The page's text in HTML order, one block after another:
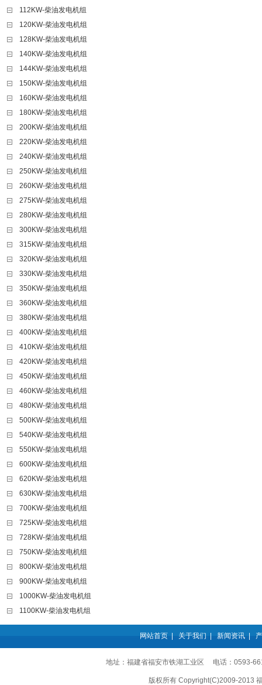
112KW-柴油发电机组
120KW-柴油发电机组
128KW-柴油发电机组
140KW-柴油发电机组
144KW-柴油发电机组
150KW-柴油发电机组
160KW-柴油发电机组
180KW-柴油发电机组
200KW-柴油发电机组
220KW-柴油发电机组
240KW-柴油发电机组
250KW-柴油发电机组
260KW-柴油发电机组
275KW-柴油发电机组
280KW-柴油发电机组
300KW-柴油发电机组
315KW-柴油发电机组
320KW-柴油发电机组
330KW-柴油发电机组
350KW-柴油发电机组
360KW-柴油发电机组
380KW-柴油发电机组
400KW-柴油发电机组
410KW-柴油发电机组
420KW-柴油发电机组
450KW-柴油发电机组
460KW-柴油发电机组
480KW-柴油发电机组
500KW-柴油发电机组
540KW-柴油发电机组
550KW-柴油发电机组
600KW-柴油发电机组
620KW-柴油发电机组
630KW-柴油发电机组
700KW-柴油发电机组
725KW-柴油发电机组
728KW-柴油发电机组
750KW-柴油发电机组
800KW-柴油发电机组
900KW-柴油发电机组
1000KW-柴油发电机组
1100KW-柴油发电机组
网站首页| 关于我们 新闻资讯|
地址：福建省福安市铁湖工业区 电话：0593-
版权所有 Copyright(C)2009-2013